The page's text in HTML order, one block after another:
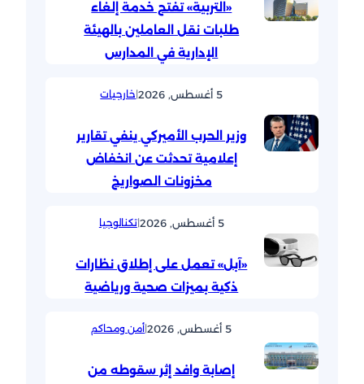
«التربية» تفتح خدمة إلغاء
طلبات نقل العاملين بالهيئة
الإدارية في المدارس
5 أغسطس, 2026 |خارجيات
وزير الحرب الأميركي ينفي تقارير
إعلامية تحدثت عن انخفاض
مخزونات الصواريخ
5 أغسطس, 2026 |تكنالوجيا
«آبل» تعمل على إطلاق نظارات
ذكية بميزات صحية ورياضية
5 أغسطس, 2026 |أمن ومحاكم
إصابة وافد إثر سقوطه من